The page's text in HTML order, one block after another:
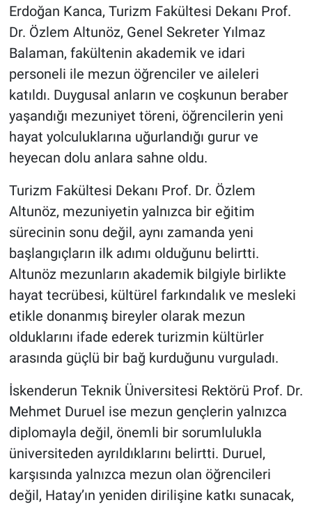
Erdoğan Kanca, Turizm Fakültesi Dekanı Prof.
Dr. Özlem Altunöz, Genel Sekreter Yılmaz
Balaman, fakültenin akademik ve idari
personeli ile mezun öğrenciler ve aileleri
katıldı. Duygusal anların ve coşkunun beraber
yaşandığı mezuniyet töreni, öğrencilerin yeni
hayat yolculuklarına uğurlandığı gurur ve
heyecan dolu anlara sahne oldu.
Turizm Fakültesi Dekanı Prof. Dr. Özlem
Altunöz, mezuniyetin yalnızca bir eğitim
sürecinin sonu değil, aynı zamanda yeni
başlangıçların ilk adımı olduğunu belirtti.
Altunöz mezunların akademik bilgiyle birlikte
hayat tecrübesi, kültürel farkındalık ve mesleki
etikle donanmış bireyler olarak mezun
olduklarını ifade ederek turizmin kültürler
arasında güçlü bir bağ kurduğunu vurguladı.
İskenderun Teknik Üniversitesi Rektörü Prof. Dr.
Mehmet Duruel ise mezun gençlerin yalnızca
diplomayla değil, önemli bir sorumlulukla
üniversiteden ayrıldıklarını belirtti. Duruel,
karşısında yalnızca mezun olan öğrencileri
değil, Hatay’ın yeniden dirilişine katkı sunacak,